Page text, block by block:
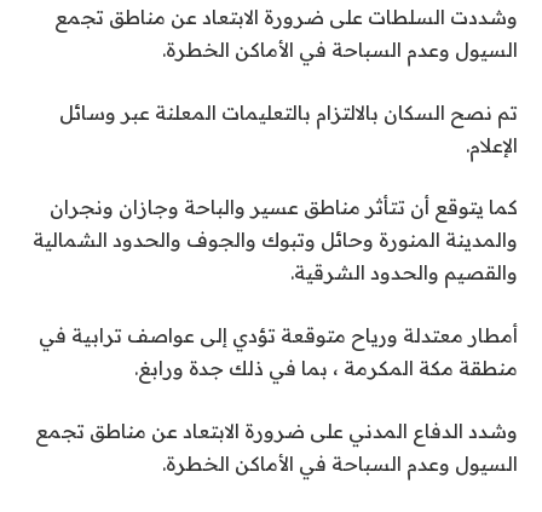
وشددت السلطات على ضرورة الابتعاد عن مناطق تجمع
السيول وعدم السباحة في الأماكن الخطرة.
تم نصح السكان بالالتزام بالتعليمات المعلنة عبر وسائل
الإعلام.
كما يتوقع أن تتأثر مناطق عسير والباحة وجازان ونجران
والمدينة المنورة وحائل وتبوك والجوف والحدود الشمالية
والقصيم والحدود الشرقية.
أمطار معتدلة ورياح متوقعة تؤدي إلى عواصف ترابية في
منطقة مكة المكرمة ، بما في ذلك جدة ورابغ.
وشدد الدفاع المدني على ضرورة الابتعاد عن مناطق تجمع
السيول وعدم السباحة في الأماكن الخطرة.